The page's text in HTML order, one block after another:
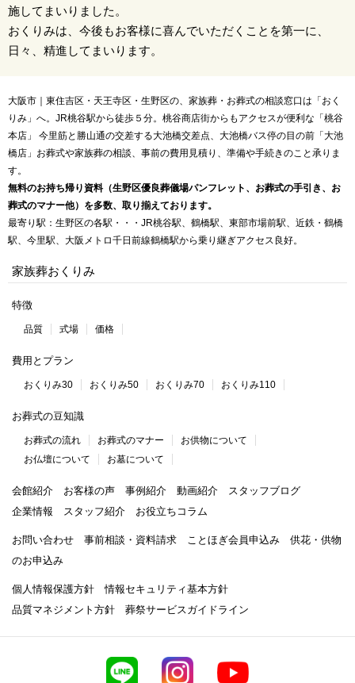
施してまいりました。
おくりみは、今後もお客様に喜んでいただくことを第一に、
日々、精進してまいります。
大阪市｜東住吉区・天王寺区・生野区の、家族葬・お葬式の相談窓口は「おく
りみ」へ。JR桃谷駅から徒歩５分。桃谷商店街からもアクセスが便利な「桃谷
本店」 今里筋と勝山通の交差する大池橋交差点、大池橋バス停の目の前「大池
橋店」お葬式や家族葬の相談、事前の費用見積り、準備や手続きのこと承りま
す。
無料のお持ち帰り資料（生野区優良葬儀場パンフレット、お葬式の手引き、お
葬式のマナー他）を多数、取り揃えております。
最寄り駅：生野区の各駅・・・JR桃谷駅、鶴橋駅、東部市場前駅、近鉄・鶴橋
駅、今里駅、大阪メトロ千日前線鶴橋駅から乗り継ぎアクセス良好。
家族葬おくりみ
特徴
品質 式場 価格
費用とプラン
おくりみ30 おくりみ50 おくりみ70 おくりみ110
お葬式の豆知識
お葬式の流れ お葬式のマナー
お供物について
お仏壇について
お墓について
会館紹介 お客様の声 事例紹介 動画紹介
スタッフブログ
企業情報
スタッフ紹介 お役立ちコラム
お問い合わせ 事前相談・資料請求 ことほぎ会員申込み
供花・供物
のお申込み
個人情報保護方針
情報セキュリティ基本方針
品質マネジメント方針
葬祭サービスガイドライン